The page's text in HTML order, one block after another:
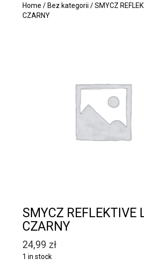
Home / Bez kategorii / SMYCZ
CZARNY
SMYCZ REFLEKTIVE
CZARNY
24,99 zł
1 in stock